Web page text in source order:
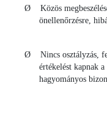
Ø Közös
önellenőrzésre,
Ø Nincs osztályzás,
értékelést kapnak
hagyományos